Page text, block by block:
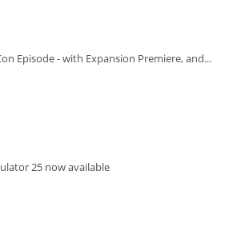
Episode - with Expansion Premiere, and...
25 now available